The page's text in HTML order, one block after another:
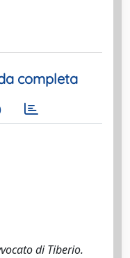
completa
di Tiberio.